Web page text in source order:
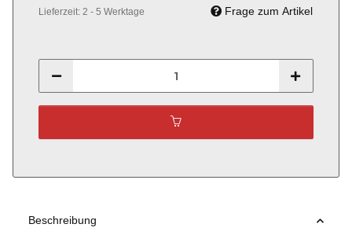
Lieferzeit: 2 - 5 Werktage Frage zum Artikel
Beschreibung